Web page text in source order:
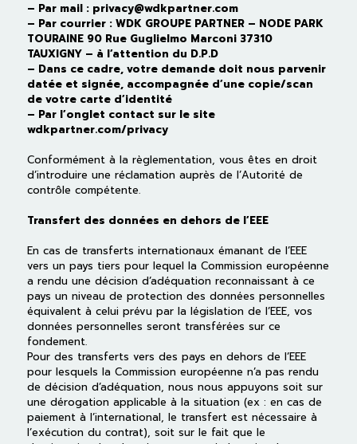
– Par mail : privacy@wdkpartner.com
– Par courrier : WDK GROUPE PARTNER – NODE PARK
TOURAINE 90 Rue Guglielmo Marconi 37310
TAUXIGNY – à l’attention du D.P.D
– Dans ce cadre, votre demande doit nous parvenir
datée et signée, accompagnée d’une copie/scan
de votre carte d’identité
– Par l’onglet contact sur le site
wdkpartner.com/privacy
Conformément à la règlementation, vous êtes en droit
d’introduire une réclamation auprès de l’Autorité de
contrôle compétente.
Transfert des données en dehors de l’EEE
En cas de transferts internationaux émanant de l’EEE
vers un pays tiers pour lequel la Commission européenne
a rendu une décision d’adéquation reconnaissant à ce
pays un niveau de protection des données personnelles
équivalent à celui prévu par la législation de l’EEE, vos
données personnelles seront transférées sur ce
fondement.
Pour des transferts vers des pays en dehors de l’EEE
pour lesquels la Commission européenne n’a pas rendu
de décision d’adéquation, nous nous appuyons soit sur
une dérogation applicable à la situation (ex : en cas de
paiement à l’international, le transfert est nécessaire à
l’exécution du contrat), soit sur le fait que le